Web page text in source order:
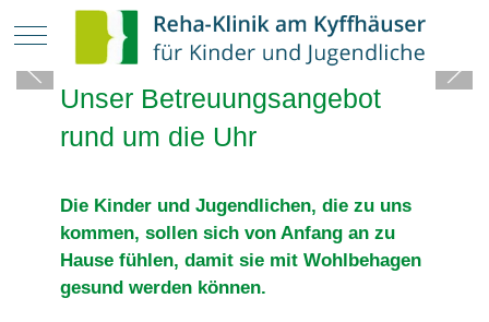
Mobile Menu Toggle
Unser Betreuungsangebot
rund um die Uhr
Die Kinder und Jugendlichen, die zu uns
kommen, sollen sich von Anfang an zu
Hause fühlen, damit sie mit Wohlbehagen
gesund werden können.